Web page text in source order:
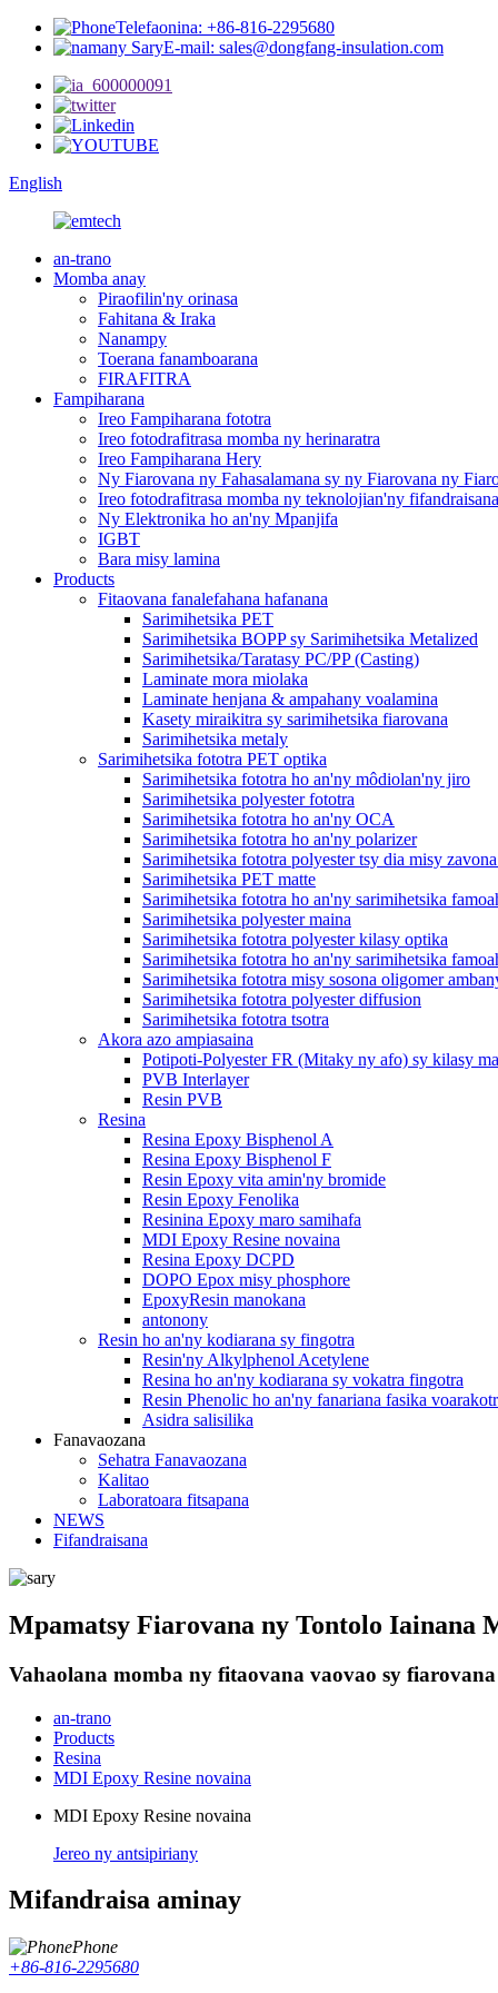
Telefaonina: +86-816-2295680
E-mail: sales@dongfang-insulation.com
English
an-trano
Momba anay
Piraofilin'ny orinasa
Fahitana & Iraka
Nanampy
Toerana fanamboarana
FIRAFITRA
Fampiharana
Ireo Fampiharana fototra
Ireo fotodrafitrasa momba ny herinaratra
Ireo Fampiharana Hery
Ny Fiarovana ny Fahasalamana sy ny Fiarovana ny
Ireo fotodrafitrasa momba ny teknolojian'ny
Ny Elektronika ho an'ny Mpanjifa
IGBT
Bara misy lamina
Products
Fitaovana fanalefahana hafanana
Sarimihetsika PET
Sarimihetsika BOPP sy Sarimihetsika Metalized
Sarimihetsika/Taratasy PC/PP (Casting)
Laminate mora miolaka
Laminate henjana & ampahany voalamina
Kasety miraikitra sy sarimihetsika fiarovana
Sarimihetsika metaly
Sarimihetsika fototra PET optika
Sarimihetsika fototra ho an'ny môdiolan'ny jiro
Sarimihetsika polyester fototra
Sarimihetsika fototra ho an'ny OCA
Sarimihetsika fototra ho an'ny polarizer
Sarimihetsika fototra polyester tsy dia misy
Sarimihetsika PET matte
Sarimihetsika fototra ho an'ny sarimihetsika
Sarimihetsika polyester maina
Sarimihetsika fototra polyester kilasy optika
Sarimihetsika fototra ho an'ny sarimihetsika
Sarimihetsika fototra misy sosona oligomer
Sarimihetsika fototra polyester diffusion
Sarimihetsika fototra tsotra
Akora azo ampiasaina
Potipoti-Polyester FR (Mitaky ny afo) sy kilasy
PVB Interlayer
Resin PVB
Resina
Resina Epoxy Bisphenol A
Resina Epoxy Bisphenol F
Resin Epoxy vita amin'ny bromide
Resin Epoxy Fenolika
Resinina Epoxy maro samihafa
MDI Epoxy Resine novaina
Resina Epoxy DCPD
DOPO Epox misy phosphore
EpoxyResin manokana
antonony
Resin ho an'ny kodiarana sy fingotra
Resin'ny Alkylphenol Acetylene
Resina ho an'ny kodiarana sy vokatra fingotra
Resin Phenolic ho an'ny fanariana fasika
Asidra salisilika
Fanavaozana
Sehatra Fanavaozana
Kalitao
Laboratoara fitsapana
NEWS
Fifandraisana
Mpamatsy Fiarovana ny Tontolo Iainana
Vahaolana momba ny fitaovana vaovao sy fiarovana
an-trano
Products
Resina
MDI Epoxy Resine novaina
MDI Epoxy Resine novaina
Jereo ny antsipiriany
Mifandraisa aminay
Phone
+86-816-2295680